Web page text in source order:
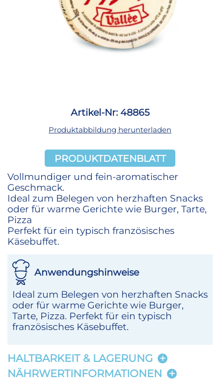
Artikel-Nr: 48865
Produktabbildung herunterladen
PRODUKTDATENBLATT
Vollmundiger und fein-aromatischer
Geschmack.
Ideal zum Belegen von herzhaften Snacks
oder für warme Gerichte wie Burger, Tarte,
Pizza
Perfekt für ein typisch französisches
Käsebuffet.
Anwendungshinweise
Ideal zum Belegen von herzhaften Snacks
oder für warme Gerichte wie Burger,
Tarte, Pizza. Perfekt für ein typisch
französisches Käsebuffet.
HALTBARKEIT & LAGERUNG
NÄHRWERTINFORMATIONEN